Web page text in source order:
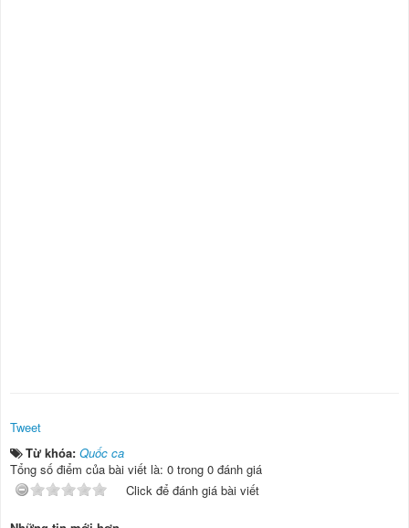
Tweet
Từ khóa: Quốc ca
Tổng số điểm của bài viết là: 0 trong 0 đánh giá
Click để đánh giá bài viết